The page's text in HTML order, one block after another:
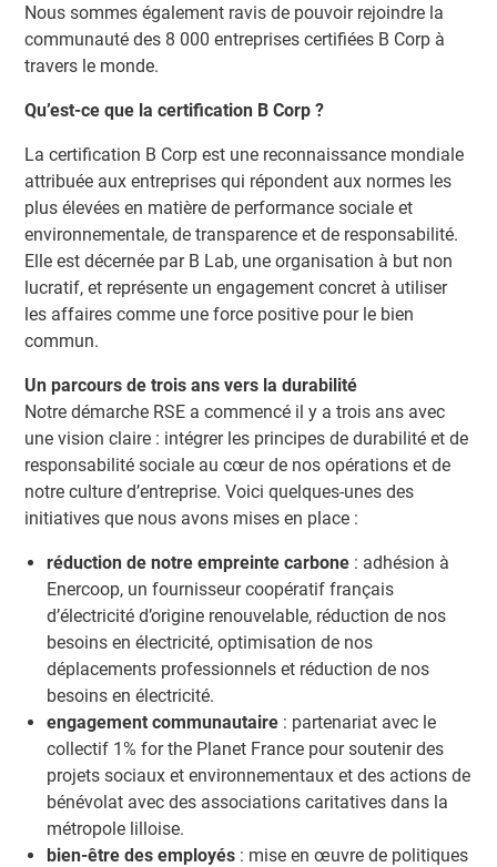
Nous sommes également ravis de pouvoir rejoindre la
communauté des 8 000 entreprises certifiées B Corp à
travers le monde.
Qu’est-ce que la certification B Corp ?
La certification B Corp est une reconnaissance mondiale
attribuée aux entreprises qui répondent aux normes les
plus élevées en matière de performance sociale et
environnementale, de transparence et de responsabilité.
Elle est décernée par B Lab, une organisation à but non
lucratif, et représente un engagement concret à utiliser
les affaires comme une force positive pour le bien
commun.
Un parcours de trois ans vers la durabilité
Notre démarche RSE a commencé il y a trois ans avec
une vision claire : intégrer les principes de durabilité et de
responsabilité sociale au cœur de nos opérations et de
notre culture d’entreprise. Voici quelques-unes des
initiatives que nous avons mises en place :
réduction de notre empreinte carbone : adhésion à
Enercoop, un fournisseur coopératif français
d’électricité d’origine renouvelable, réduction de nos
besoins en électricité, optimisation de nos
déplacements professionnels et réduction de nos
besoins en électricité.
engagement communautaire : partenariat avec le
collectif 1% for the Planet France pour soutenir des
projets sociaux et environnementaux et des actions de
bénévolat avec des associations caritatives dans la
métropole lilloise.
bien-être des employés : mise en œuvre de politiques